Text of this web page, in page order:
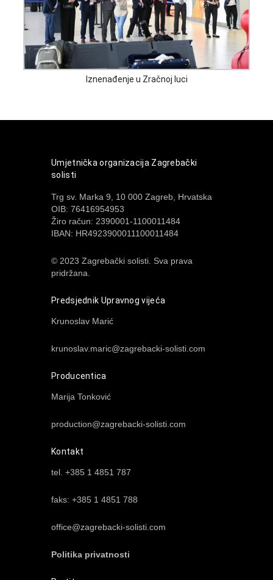
Iznenađenje u Zračnoj luci
Umjetnička organizacija Zagrebački
solisti
Trg sv. Marka 9, 10 000 Zagreb, Hrvatska
OIB: 76416954953
Žiro račun: 2390001-1100011484
IBAN: HR4923900011100011484
© 2023 Zagrebački solisti. Sva prava
pridržana.
Predsjednik Upravnog vijeća
Krunoslav Marić
krunoslav.maric@zagrebacki-solisti.com
Producentica
Marija Tonković
production@zagrebacki-solisti.com
Kontakt
tel. +385 1 4851 787
faks: +385 1 4851 788
office@zagrebacki-solisti.com
Politika privatnosti